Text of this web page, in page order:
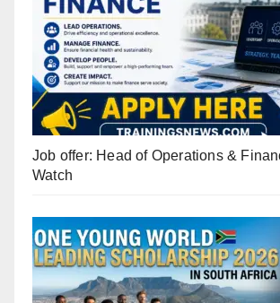
Job offer: Head of Operations &
Watch